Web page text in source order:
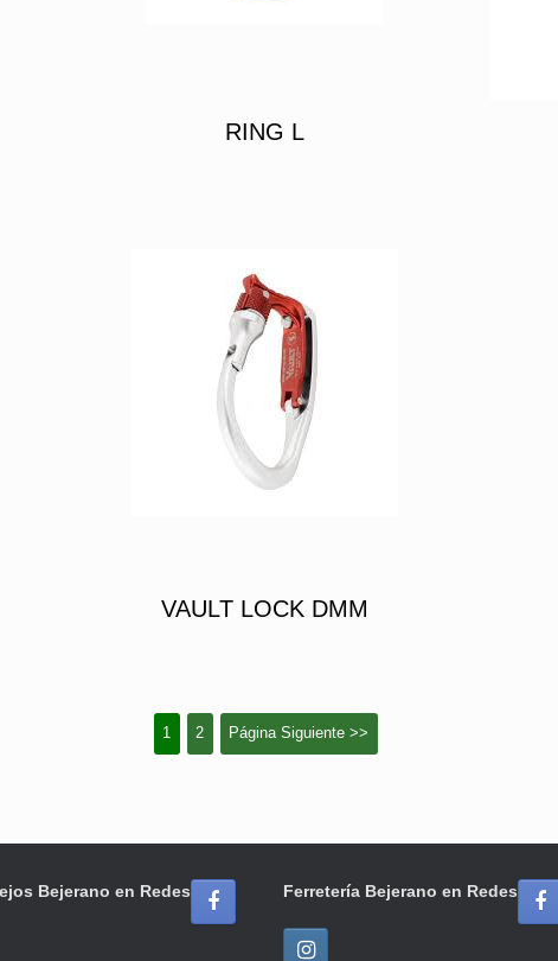
RING L
VAULT LOCK DMM
1 2 Página Siguiente >>
Bejerano en Redes Ferretería Bejerano en Redes